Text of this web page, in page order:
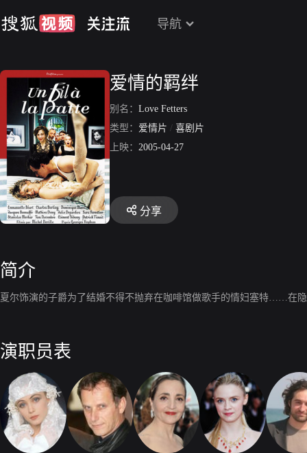
导航
爱情的羁绊
别名： Love Fetters
类型： 爱情片 / 喜剧片
上映： 2005-04-27
分享
简介
夏尔饰演的子爵为了结婚不得不抛弃在咖啡馆做歌手的情妇塞特……在
演职员表